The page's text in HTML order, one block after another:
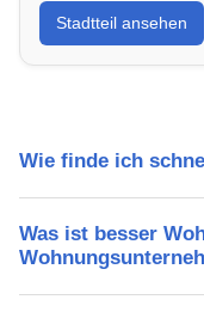
Lebensqualität,
Stadtteil ansehen
Wie finde ich
Was ist besser